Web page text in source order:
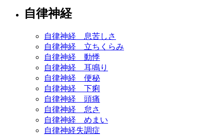
自律神経
自律神経 息苦しさ
自律神経 立ちくらみ
自律神経 動悸
自律神経 耳鳴り
自律神経 便秘
自律神経 下痢
自律神経 頭痛
自律神経 怠さ
自律神経 めまい
自律神経失調症